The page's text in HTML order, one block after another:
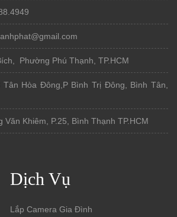
Phường Phú Thạnh, TP.HCM
Hòa Đông,P Bình Trị Đông, Bình Tân,
Văn Khiêm, P.25, Bình Thạnh TP.HCM
Dịch Vụ
Lắp Camera Gia Đình